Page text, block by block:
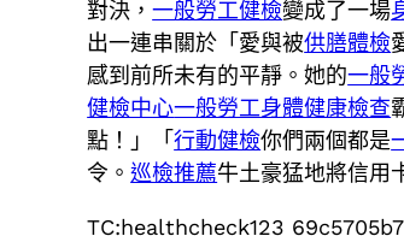
對決，一般勞工健檢變成了一場
出一連串關於「愛與被供膳體檢
感到前所未有的平靜。她的一般
健檢中心一般勞工身體健康檢查
點！」「行動健檢你們兩個都是
令。巡檢推薦牛土豪猛地將信用
TC:healthcheck123